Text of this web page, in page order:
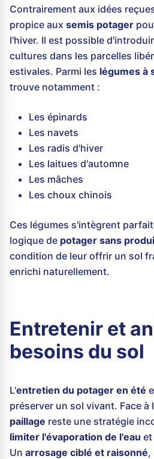
Contrairement aux idées
propice aux semis potager
l'hiver. Il est possible
cultures dans les parcelles
estivales. Parmi les légumes à
trouve notamment :
Les épinards
Les navets
Les radis d'hiver
Les laitues d'automne
Les mâches
Les choux chinois
Ces légumes s'intègrent
logique de potager sans
condition de leur offrir un sol
enrichi naturellement.
Entretenir et
besoins du sol
L'entretien du potager en été
préserver un sol vivant. Face à
paillage reste une stratégie
limiter l'évaporation de l'eau et
Un arrosage ciblé et raisonné,